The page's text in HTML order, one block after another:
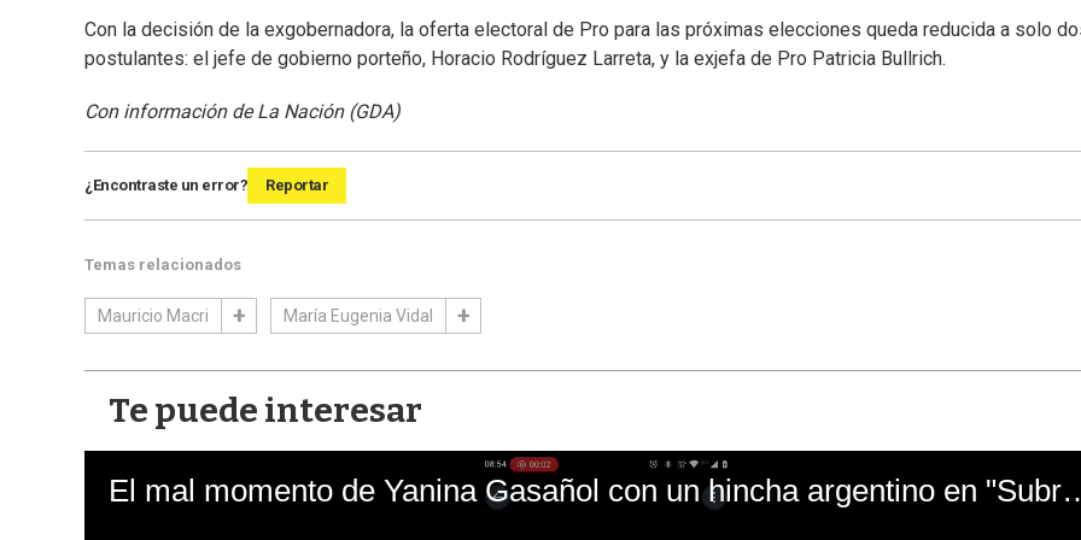
Con la decisión de la exgobernadora, la oferta electoral de Pro para las próximas elecciones queda reducida a solo
postulantes: el jefe de gobierno porteño, Horacio Rodríguez Larreta, y la exjefa de Pro Patricia Bullrich.
Con información de La Nación (GDA)
¿Encontraste un error? Reportar
Temas relacionados
Mauricio Macri María Eugenia Vidal
Te puede interesar
El mal momento de Yanina